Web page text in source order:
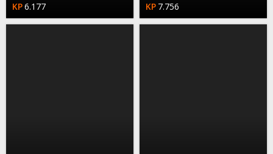
6.177 7.756